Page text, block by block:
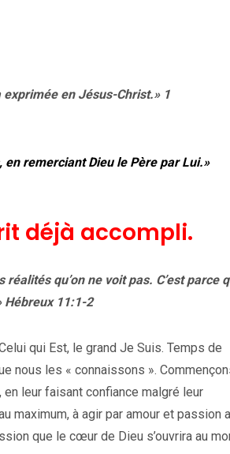
en Jésus-Christ.» 1
remerciant Dieu le Père par Lui.»
déjà accompli.
qu’on ne voit pas. C’est parce
Hébreux 11:1-2
qui Est, le grand Je Suis. Temps de
nous les « connaissons ».
leur faisant confiance malgré leur
maximum, à agir par amour et passion
que le cœur de Dieu s’ouvrira au